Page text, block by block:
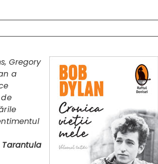
Gregory
a
Tarantula